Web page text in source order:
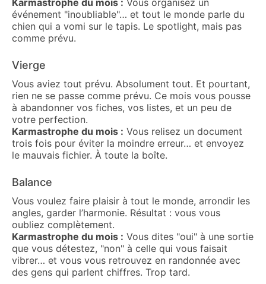
Karmastrophe du mois : Vous organisez un
événement "inoubliable"… et tout le monde parle du
chien qui a vomi sur le tapis. Le spotlight, mais pas
comme prévu.
Vierge
Vous aviez tout prévu. Absolument tout. Et pourtant,
rien ne se passe comme prévu. Ce mois vous pousse
à abandonner vos fiches, vos listes, et un peu de
votre perfection.
Karmastrophe du mois : Vous relisez un document
trois fois pour éviter la moindre erreur… et envoyez
le mauvais fichier. À toute la boîte.
Balance
Vous voulez faire plaisir à tout le monde, arrondir les
angles, garder l’harmonie. Résultat : vous vous
oubliez complètement.
Karmastrophe du mois : Vous dites "oui" à une sortie
que vous détestez, "non" à celle qui vous faisait
vibrer… et vous vous retrouvez en randonnée avec
des gens qui parlent chiffres. Trop tard.